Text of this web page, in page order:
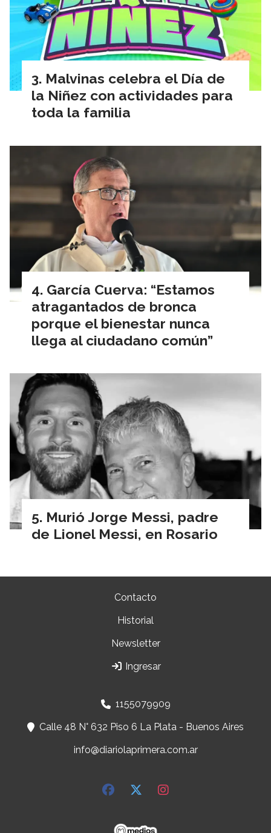
Malvinas celebra el Día de
la Niñez con actividades para
toda la familia
García Cuerva: “Estamos
atragantados de bronca
porque el bienestar nunca
llega al ciudadano común”
Murió Jorge Messi, padre
de Lionel Messi, en Rosario
Contacto
Historial
Newsletter
Ingresar
1155079909
Calle 48 N° 632 Piso 6 La Plata - Buenos Aires
info@diariolaprimera.com.ar